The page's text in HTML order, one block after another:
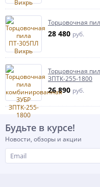
Торцовочная
28 480 руб.
Торцовочная
ЗПТК-255-1800
26 890 руб.
Будьте в курсе!
Новости, обзоры и акции